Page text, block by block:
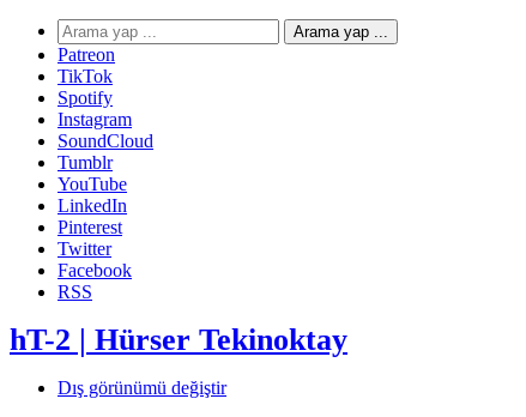
Arama yap ...
Patreon
TikTok
Spotify
Instagram
SoundCloud
Tumblr
YouTube
LinkedIn
Pinterest
Twitter
Facebook
RSS
hT-2 | Hürser Tekinoktay
Dış görünümü değiştir